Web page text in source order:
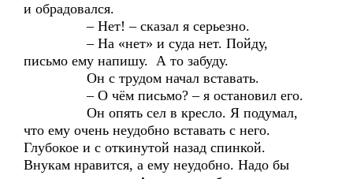
и обрадовался.
– Нет! – сказал я серьезно.
– На «нет» и суда нет. Пойду,
письмо ему напишу. А то забуду.
Он с трудом начал вставать.
– О чём письмо? – я остановил его.
Он опять сел в кресло. Я подумал,
что ему очень неудобно вставать с него.
Глубокое и с откинутой назад спинкой.
Внукам нравится, а ему неудобно. Надо бы